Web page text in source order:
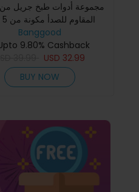
مجموعة أدوات طبخ جريل من
للشواء وتنظيف السلطة وتقطيع
والشواء ومعدات
Banggood
9.80% Cashback
USD 32.99
BUY NOW